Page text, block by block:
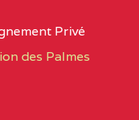
PRIVE
Privé
des Palmes